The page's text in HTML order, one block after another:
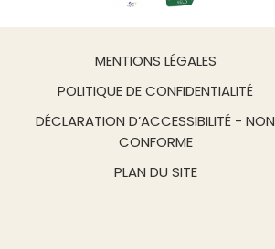
MENTIONS LÉGALES
POLITIQUE DE CONFIDENTIALITÉ
DÉCLARATION D’ACCESSIBILITÉ - NON
CONFORME
PLAN DU SITE